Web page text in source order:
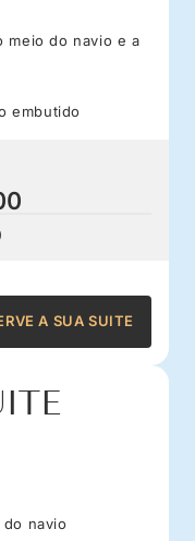
meio do navio e a
embutido
A SUA SUITE
do navio